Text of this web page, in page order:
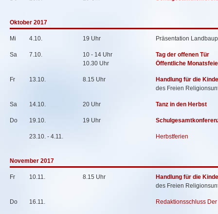
Oktober 2017
Mi 4.10. 19 Uhr Präsentation
Sa 7.10.
10 - 14 Uhr
10.30 Uhr
Tag der offenen Tür
Öffentliche
Fr 13.10. 8.15 Uhr
Handlung für die
des Freien
Sa 14.10. 20 Uhr Tanz in den Herbst
Do 19.10. 19 Uhr
23.10. - 4.11. Herbstferien
November 2017
Fr 10.11. 8.15 Uhr
Handlung für die
des Freien
Do 16.11. Redaktionsschluss